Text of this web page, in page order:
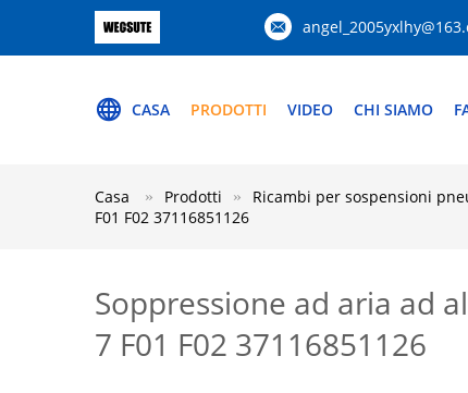
CASA PRODOTTI VIDEO CHI SIAMO
Casa Prodotti Ricambi per sospensioni
F01 F02 37116851126
Soppressione ad aria ad
7 F01 F02 37116851126